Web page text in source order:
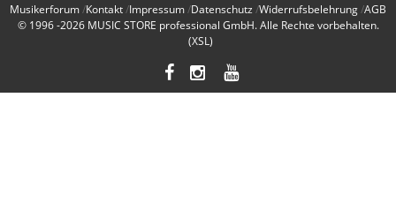
Musikerforum Kontakt Impressum Datenschutz Widerrufsbelehrung AGB
© 1996 -2026 MUSIC STORE professional GmbH. Alle Rechte vorbehalten.
(XSL)